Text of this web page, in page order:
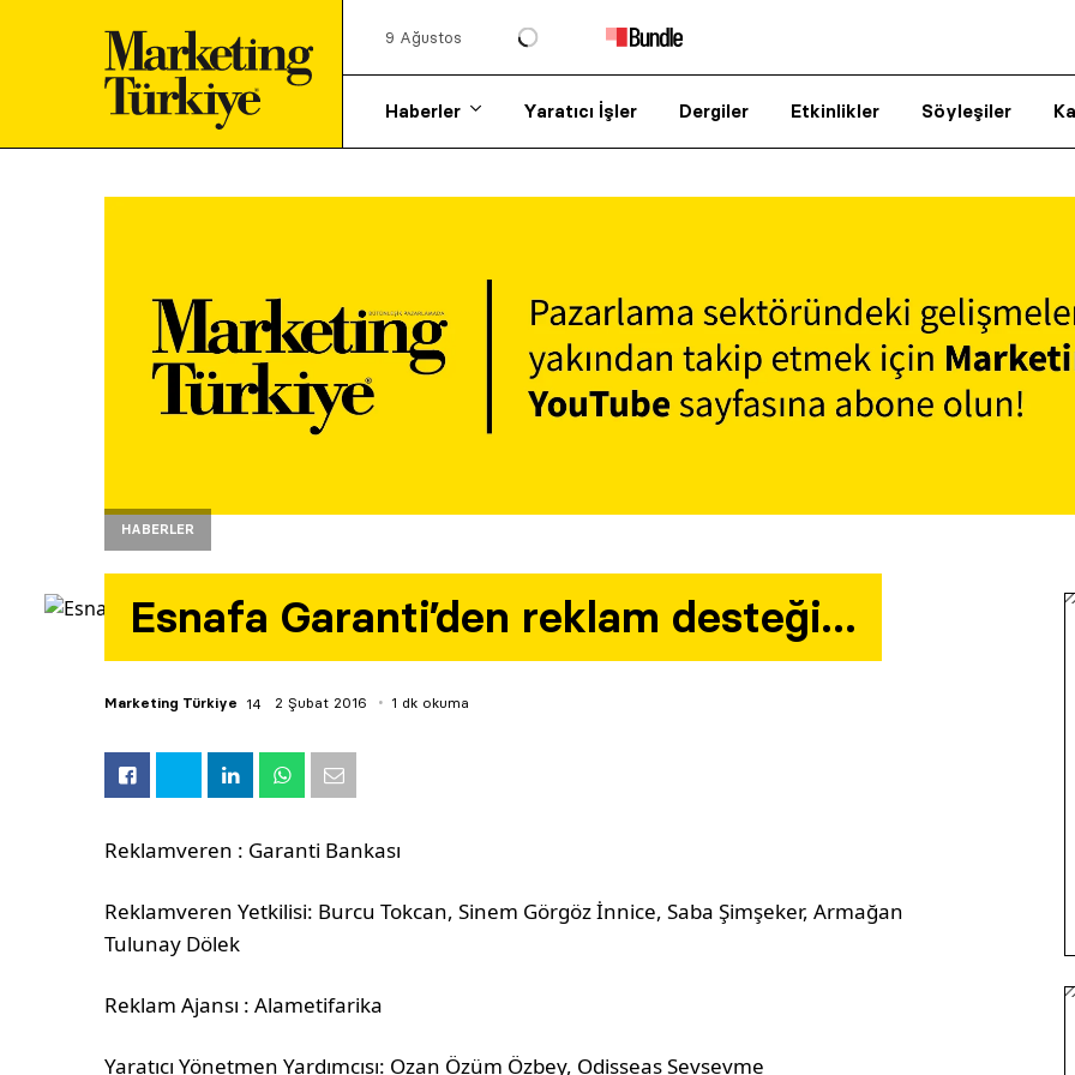
9 Ağustos
Haberler Yaratıcı İşler Dergiler Etkinlikler Söyleşiler
HABERLER
Esnafa Garanti’den reklam desteği…
Marketing Türkiye 2 Şubat 2016 1 dk okuma
Reklamveren : Garanti Bankası
Reklamveren Yetkilisi: Burcu Tokcan, Sinem Görgöz İnnice, Saba Şimşeker, Armağan
Tulunay Dölek
Reklam Ajansı : Alametifarika
Yaratıcı Yönetmen Yardımcısı: Ozan Özüm Özbey, Odisseas Sevsevme